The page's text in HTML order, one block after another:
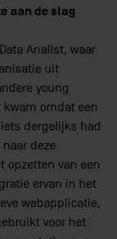
aan de slag
Analist, waar
uit
young
kwam omdat een
dergelijks had
deze
opzetten van een
ervan in het
webapplicatie,
voor het